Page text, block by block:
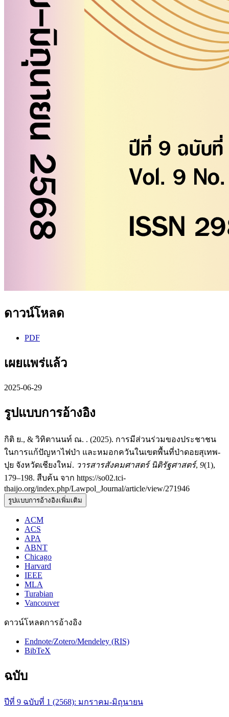
ดาวน์โหลด
PDF
เผยแพร่แล้ว
2025-06-29
รูปแบบการอ้างอิง
กิติ ย., & วิทิตานนท์ ณ. . (2025). การมีส่วนร่วมของประชาชน
ในการแก้ปัญหาไฟป่า และหมอกควันในเขตพื้นที่ป่าดอยสุเทพ-
ปุย จังหวัดเชียงใหม่. วารสารสังคมศาสตร์ นิติรัฐศาสตร์, 9(1),
179–198. สืบค้น จาก https://so02.tci-
thaijo.org/index.php/Lawpol_Journal/article/view/271946
รูปแบบการอ้างอิงเพิ่มเติม
ACM
ACS
APA
ABNT
Chicago
Harvard
IEEE
MLA
Turabian
Vancouver
ดาวน์โหลดการอ้างอิง
Endnote/Zotero/Mendeley (RIS)
BibTeX
ฉบับ
ปีที่ 9 ฉบับที่ 1 (2568): มกราคม-มิถุนายน